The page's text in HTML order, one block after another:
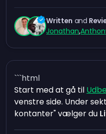
Written and
Jonathan,
```html
Start med at gå til
venstre side. Under
kontanter" vælger du